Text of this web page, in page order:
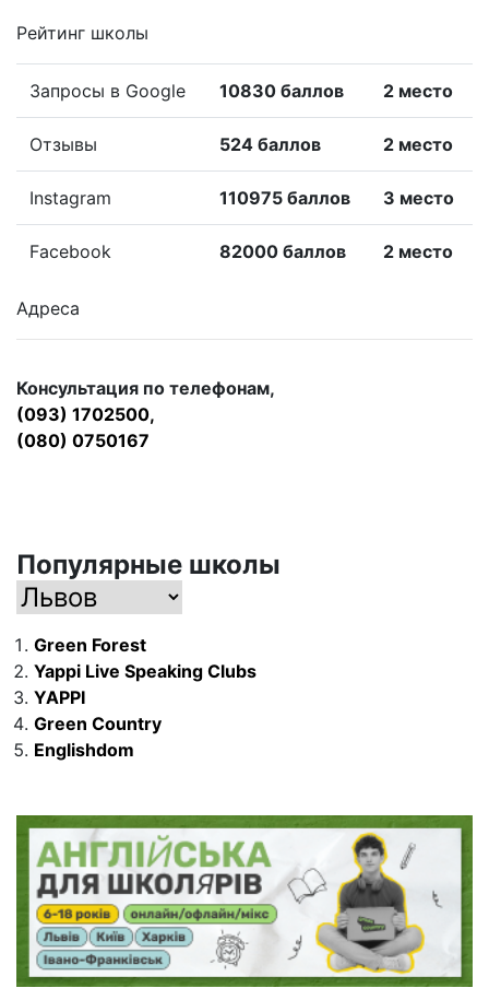
Рейтинг школы
Запросы в Google 10830 баллов 2 место
Отзывы 524 баллов 2 место
Instagram 110975 баллов 3 место
Facebook 82000 баллов 2 место
Адреса
Консультация по телефонам,
(093) 1702500,
(080) 0750167
Популярные школы
Green Forest
Yappi Live Speaking Clubs
YAPPI
Green Country
Englishdom